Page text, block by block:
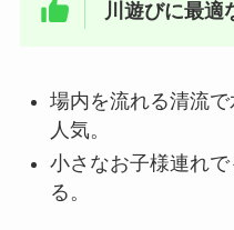
川遊びに最適
場内を流れる清流
人気。
小さなお子様連れ
る。